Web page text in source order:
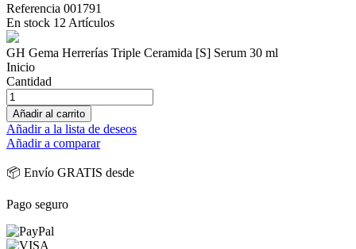
Referencia 001791
En stock 12 Artículos
GH Gema Herrerías Triple Ceramida [S] Serum 30 ml
Inicio
Cantidad
Añadir al carrito
Añadir a la lista de deseos
Añadir a comparar
📦 Envío GRATIS desde
Pago seguro